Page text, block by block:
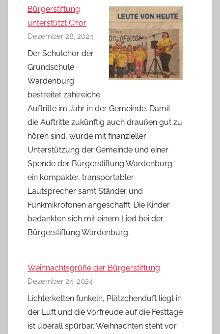
Bürgerstiftung
unterstützt Chor
Dezember 28, 2024
Der Schulchor der
Grundschule
Wardenburg
bestreitet zahlreiche
Auftritte im Jahr in der Gemeinde. Damit
die Auftritte zukünftig auch draußen gut zu
hören sind, wurde mit finanzieller
Unterstützung der Gemeinde und einer
Spende der Bürgerstiftung Wardenburg
ein kompakter, transportabler
Lautsprecher samt Ständer und
Funkmikrofonen angeschafft. Die Kinder
bedankten sich mit einem Lied bei der
Bürgerstiftung Wardenburg.
Weihnachtsgrüße der Bürgerstiftung
Dezember 24, 2024
Lichterketten funkeln, Plätzchenduft liegt in
der Luft und die Vorfreude auf die Festtage
ist überall spürbar. Weihnachten steht vor